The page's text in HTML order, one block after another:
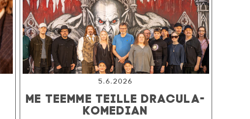
5.6.2026
ME TEEMME TEILLE DRACULA-
KOMEDIAN